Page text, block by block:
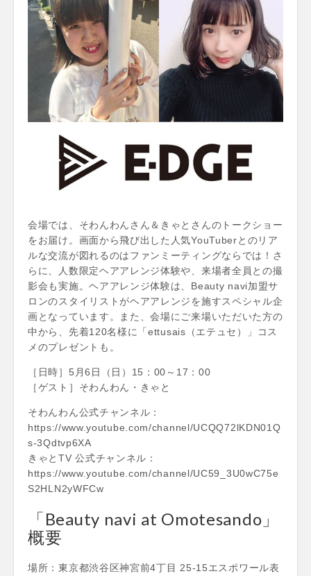
会場では、そわんわんさん＆きゃとさんのトークショー
をお届け。画面から飛び出した人気YouTuberとのリア
ルな交流が図れるのはファンミーティングならでは！さ
らに、人数限定ヘアアレンジ体験や、来場者全員との撮
影会も実施。ヘアアレンジ体験は、Beauty navi加盟サ
ロンのスタイリストがヘアアレンジを施すスペシャル企
画となっています。また、会場にご来場いただいた方の
中から、先着120名様に「ettusais（エテュセ）」コス
メのプレゼントも。
［日時］5月6日（日）15：00～17：00
［ゲスト］そわんわん・きゃと
そわんわん公式チャンネル：
https://www.youtube.com/channel/UCQQ72lKDN01Q
s-3Qdtvp6XA
きゃとTV 公式チャンネル：
https://www.youtube.com/channel/UC59_3U0wC75e
S2HLN2yWFCw
「Beauty navi at Omotesando」
概要
場所：東京都渋谷区神宮前4丁目 25-15エスポワール表